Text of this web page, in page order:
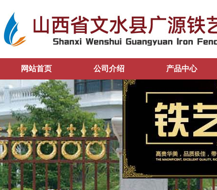
网站首页 公司介绍 产品中心